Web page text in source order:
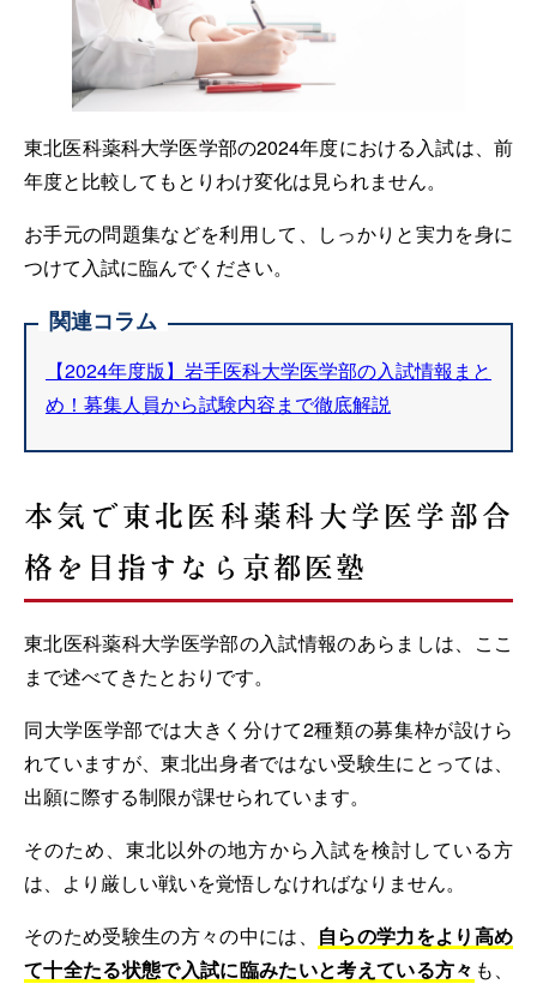
東北医科薬科大学医学部の2024年度における入試は、前
年度と比較してもとりわけ変化は見られません。
お手元の問題集などを利用して、しっかりと実力を身に
つけて入試に臨んでください。
関連コラム
【2024年度版】岩手医科大学医学部の入試情報まと
め！募集人員から試験内容まで徹底解説
本気で東北医科薬科大学医学部合
格を目指すなら京都医塾
東北医科薬科大学医学部の入試情報のあらましは、ここ
まで述べてきたとおりです。
同大学医学部では大きく分けて2種類の募集枠が設けら
れていますが、東北出身者ではない受験生にとっては、
出願に際する制限が課せられています。
そのため、東北以外の地方から入試を検討している方
は、より厳しい戦いを覚悟しなければなりません。
そのため受験生の方々の中には、 自らの学力をより高め
て十全たる状態で入試に臨みたいと考えている方々 も、